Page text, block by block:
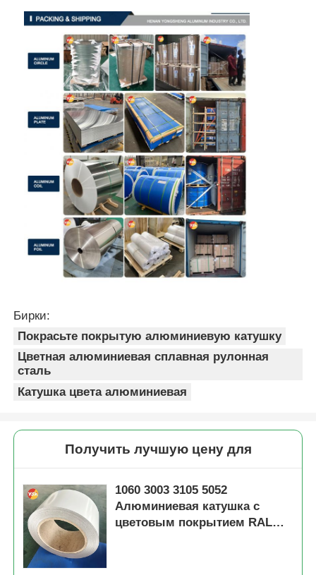
Бирки:
Покрасьте покрытую алюминиевую катушку
Цветная алюминиевая сплавная рулонная
сталь
Катушка цвета алюминиевая
Получить лучшую цену для
1060 3003 3105 5052
Алюминиевая катушка с
цветовым покрытием RAL